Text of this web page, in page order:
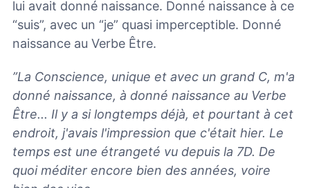
lui avait donné naissance. Donné naissance à ce
“suis”, avec un “je” quasi imperceptible. Donné
naissance au Verbe Être.
”La Conscience, unique et avec un grand C, m'a
donné naissance, à donné naissance au Verbe
Être... Il y a si longtemps déjà, et pourtant à cet
endroit, j'avais l'impression que c'était hier. Le
temps est une étrangeté vu depuis la 7D. De
quoi méditer encore bien des années, voire